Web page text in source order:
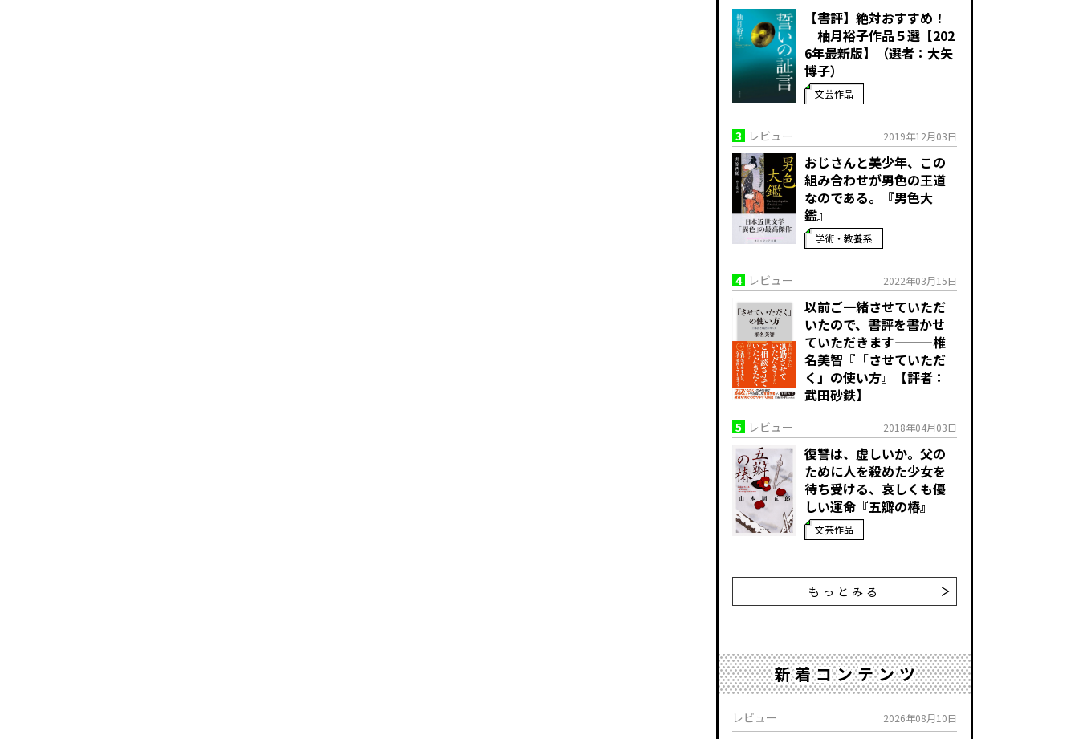
【書評】絶対おすすめ！
柚月裕子作品５選【202
6年最新版】（選者：大矢
博子）
文芸作品
3 レビュー 2019年12月03日
おじさんと美少年、この
組み合わせが男色の王道
なのである。『男色大
鑑』
学術・教養系
4 レビュー 2022年03月15日
以前ご一緒させていただ
いたので、書評を書かせ
ていただきます———椎
名美智『「させていただ
く」の使い方』【評者：
武田砂鉄】
5 レビュー 2018年04月03日
復讐は、虚しいか。父の
ために人を殺めた少女を
待ち受ける、哀しくも優
しい運命『五瓣の椿』
文芸作品
もっとみる
新着コンテンツ
レビュー 2026年08月10日